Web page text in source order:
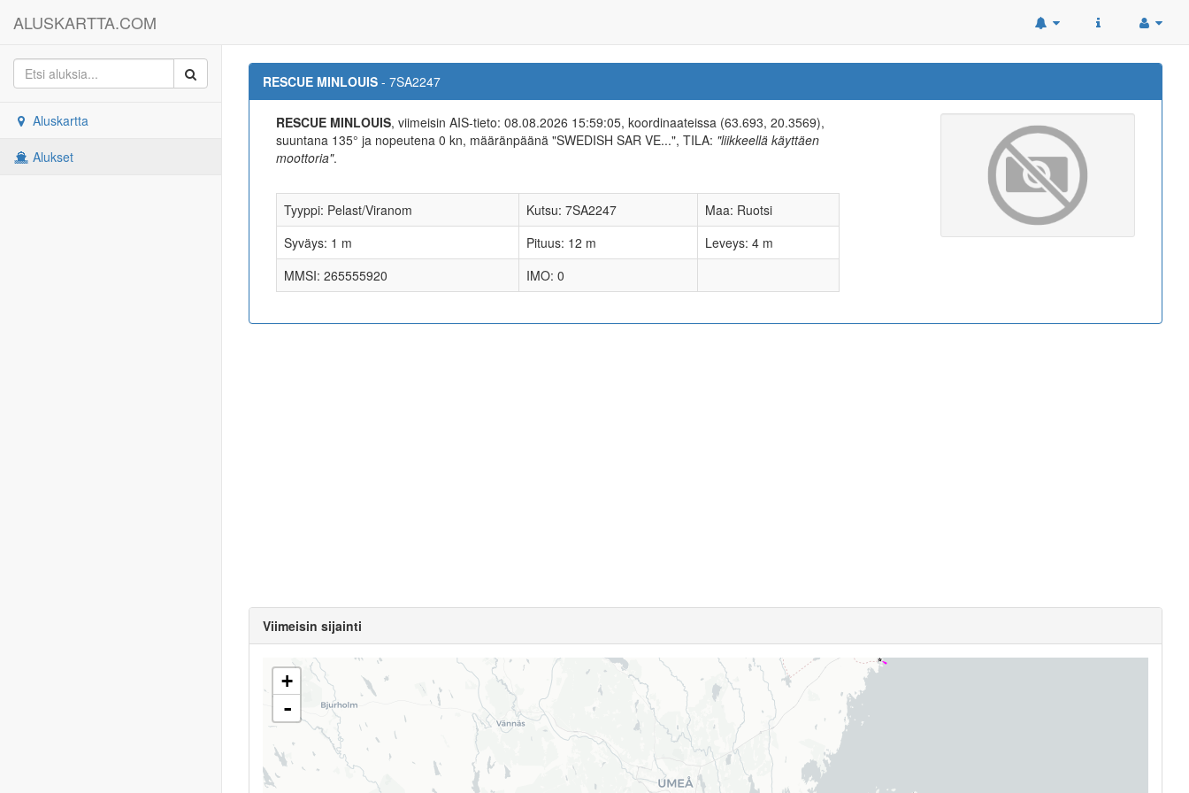
ALUSKARTTA.COM
Aluskartta
Alukset
RESCUE MINLOUIS - 7SA2247
RESCUE MINLOUIS, viimeisin AIS-tieto: 08.08.2026 15:59:05, koordinaateissa (63.693, 20.3569),
suuntana 135° ja nopeutena 0 kn, määränpäänä "SWEDISH SAR VE...", TILA: "liikkeellä käyttäen
moottoria".
Tyyppi: Pelast/Viranom Kutsu: 7SA2247
Maa: Ruotsi
Syväys: 1 m
Pituus: 12 m
Leveys: 4 m
MMSI: 265555920
IMO: 0
Viimeisin sijainti
+
-